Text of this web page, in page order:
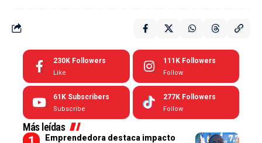
230K Followers
Like
111K Followers
Follow
61K Subscribers
Subscribe
277K Followers
Follow
Más leídas
Emprendedora destaca impacto